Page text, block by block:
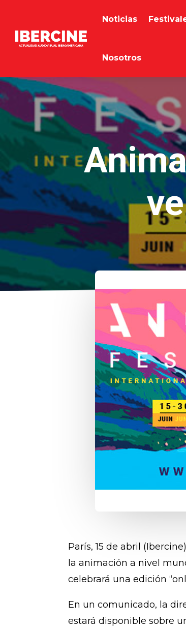
Noticias
Nosotros
París, 15 de abril
la animación a nivel
celebrará una edición
En un comunicado, la
estará disponible sobre